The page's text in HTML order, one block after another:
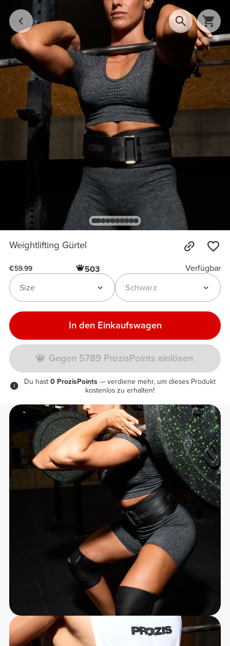
Weightlifting Gürtel
€59.99 503
Verfügbar
Schwarz
Size
In den Einkaufswagen
Gegen 5789 ProzisPoints einlösen
Du hast 0 ProzisPoints — verdiene mehr, um dieses Produkt
kostenlos zu erhalten!